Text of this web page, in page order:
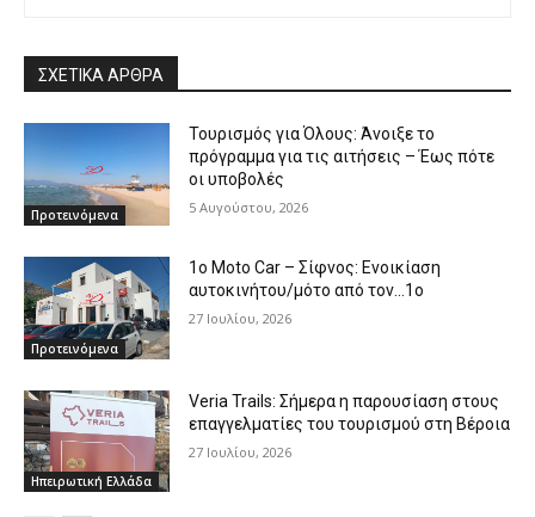
ΣΧΕΤΙΚΑ ΑΡΘΡΑ
Προτεινόμενα
Τουρισμός για Όλους: Άνοιξε το
πρόγραμμα για τις αιτήσεις – Έως πότε
οι υποβολές
5 Αυγούστου, 2026
Προτεινόμενα
1o Moto Car – Σίφνος: Ενοικίαση
αυτοκινήτου/μότο από τον…1ο
27 Ιουλίου, 2026
Ηπειρωτική Ελλάδα
Veria Trails: Σήμερα η παρουσίαση στους
επαγγελματίες του τουρισμού στη Βέροια
27 Ιουλίου, 2026